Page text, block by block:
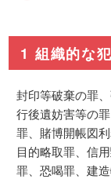
1 組織的な
封印等破棄の罪
行後遺妨害等の
罪、賭博開帳図
目的略取罪、信
罪、恐喝罪、建